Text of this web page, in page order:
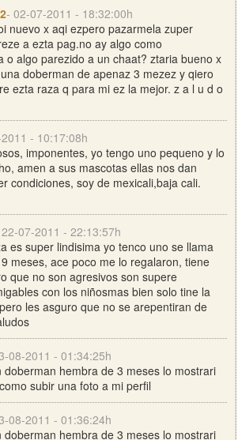
- 02-07-2011 - 18:32:00h
nuevo x aqi ezpero pazarmela zuper
a ezta pag.no ay algo como
o algo parezido a un chaat? ztaria bueno x
doberman de apenaz 3 mezez y qiero
ezta raza q para mi ez la mejor. z a l u d o
- 10:17:08h
imponentes, yo tengo uno pequeno y lo
amen a sus mascotas ellas nos dan
condiciones, soy de mexicali,baja cali.
07-2011 - 22:13:57h
es super lindisima yo tenco uno se llama
meses, ace poco me lo regalaron, tiene
que no son agresivos son supere
con los niñosmas bien solo tine la
les asguro que no se arepentiran de
08-2011 - 01:34:25h
doberman hembra de 3 meses lo mostrari
subir una foto a mi perfil
08-2011 - 01:36:24h
doberman hembra de 3 meses lo mostrari